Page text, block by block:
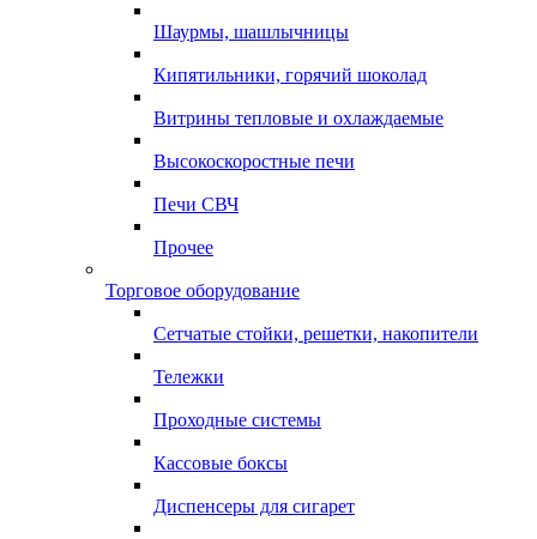
Шаурмы, шашлычницы
Кипятильники, горячий шоколад
Витрины тепловые и охлаждаемые
Высокоскоростные печи
Печи СВЧ
Прочее
Торговое оборудование
Сетчатые стойки, решетки, накопители
Тележки
Проходные системы
Кассовые боксы
Диспенсеры для сигарет